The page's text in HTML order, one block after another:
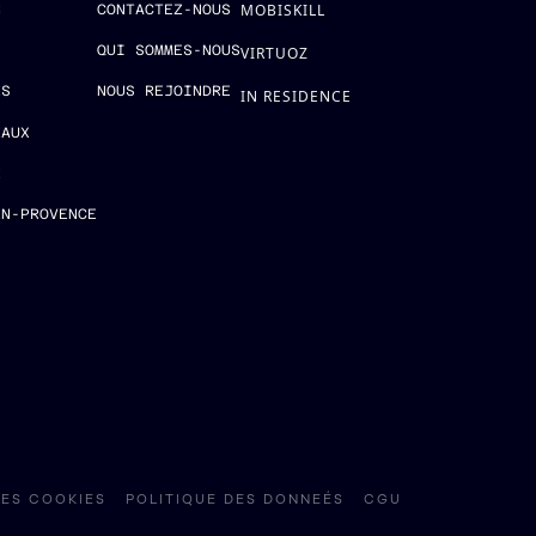
PROVENCE
CONTACTEZ-NOUS
QUI SOMMES-NOUS
NOUS REJOINDRE
MOBISKILL
VIRTUOZ
IN RESIDENCE
COOKIES POLITIQUE DES DONNEÉS CGU